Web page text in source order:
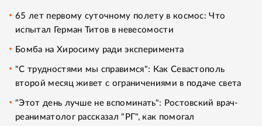
65 лет первому суточному полету в космос: Что
испытал Герман Титов в невесомости
Бомба на Хиросиму ради эксперимента
"С трудностями мы справимся": Как Севастополь
второй месяц живет с ограничениями в подаче света
"Этот день лучше не вспоминать": Ростовский врач-
реаниматолог рассказал "РГ", как помогал